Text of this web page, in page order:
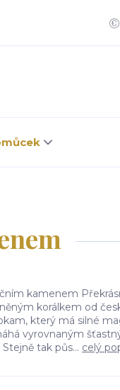
kamenem
korálkem od
který má silné
vyrovnaným
tak půs... celý